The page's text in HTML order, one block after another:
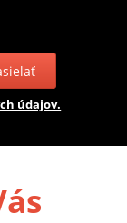
údajov.